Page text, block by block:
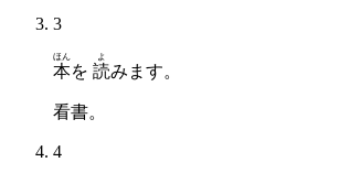
3
本
ほん
を 読
よ
みます。
看書。
4